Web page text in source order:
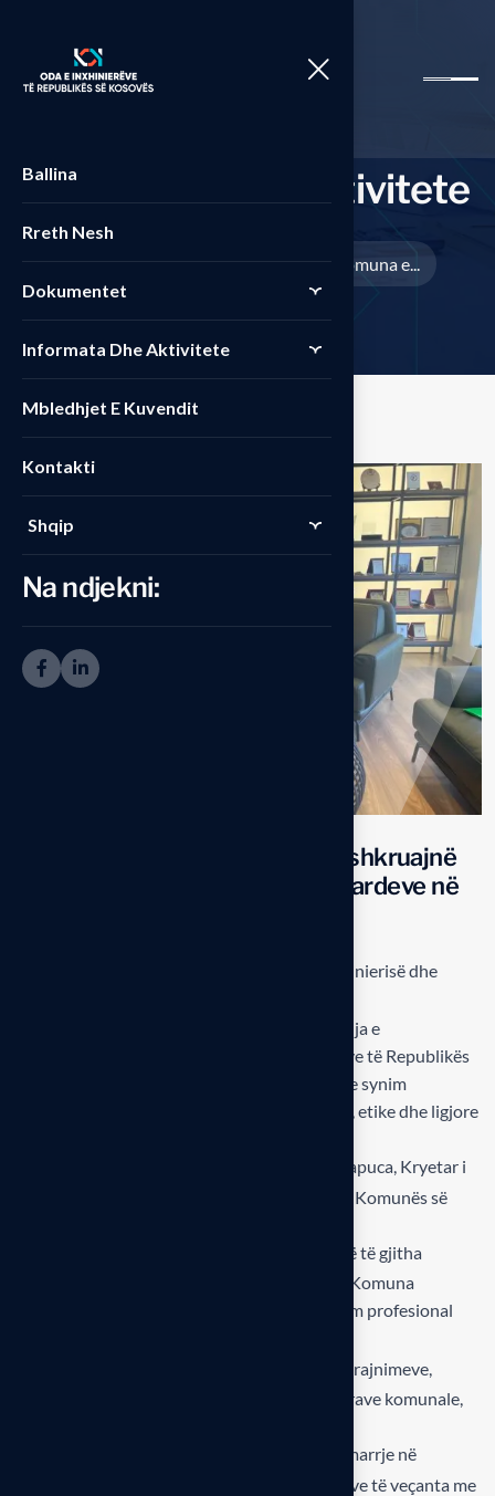
Ballina
Rreth Nesh
Dokumentet
Informata Dhe Aktivitete
Mbledhjet E Kuvendit
Kontakti
Shqip
Na ndjekni:
InformatadheAk tivitete
Home>Uncategorized>OIRK dhe Komuna e...
OIRK dhe Komuna e Pejës nënshkruajnë
marrëveshje për rritjen e standardeve në
Hap i rëndësishëm drejt forcimit të inxhinierisë dhe
Më 23 qershor 2025, u nënshkrua Marrëveshja e
Bashkëpunimit ndërmjet Odës së Inxhinierëve të Republikës
së Kosovës (OIRK) dhe Komunës së Pejës, me synim
vendosjen e standardeve të reja profesionale, etike dhe ligjore
Marrëveshja, e nënshkruar nga Arsim Rapuca, Kryetar i
OIRK-së, dhe Gazmend Muhaxheri, Kryetar i Komunës së
Angazhim të inxhinierëve të licencuar në të gjitha
projektet që miratohen apo mbikëqyren nga Komuna
Mbështetje për edukimin e vazhdueshëm profesional
Përkrahje nga Komuna për realizimin e trajnimeve,
përfshirë mundësinë e shfrytëzimit të hapësirave komunale,
Mundësi për këshillim teknik dhe pjesëmarrje në
komisione profesionale, përmes marrëveshjeve të veçanta me